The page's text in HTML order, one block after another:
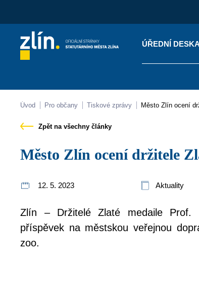
ÚŘEDNÍ DESKA
Kontakty
Úvod Pro občany Tiskové zprávy Město Zlín ocení
Zpět na všechny články
Město Zlín ocení držitele
12. 5. 2023 Aktuality
Zlín – Držitelé Zlaté medaile Prof.
příspěvek na městskou veřejnou
zoo.